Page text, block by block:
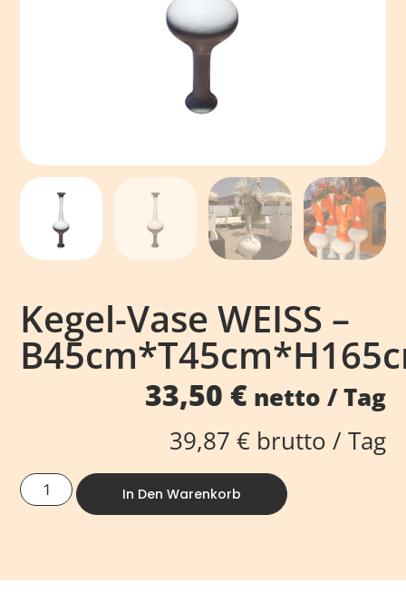
Kegel-Vase WEISS –
33,50 €netto / Tag
39,87 €brutto / Tag
In Den Warenkorb